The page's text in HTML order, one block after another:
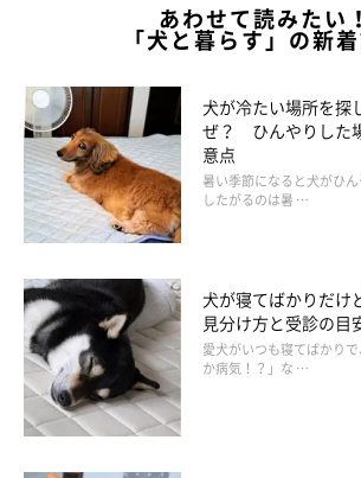
いぬのきもち投稿写真ギャラリー
ここからは、いぬのきもち獣医師相談室の岡
あわせて読みたい！
「犬と暮らす」の新
犬が冷たい場所を探
ぜ？ ひんやりした
意点
暑い季節になると犬がひ
したがるのは暑 …
犬が寝てばかりだけ
見分け方と受診の目
愛犬がいつも寝てばかり
か病気！？」な …